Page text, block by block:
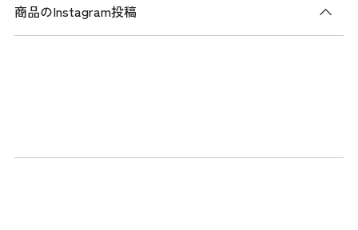
商品説明
やすいデザイン。
商品のInstagram投稿